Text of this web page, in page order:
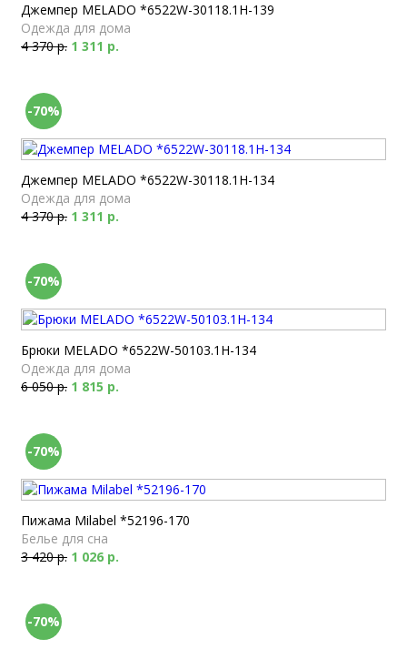
Джемпер MELADO *6522W-30118.1H-139
Одежда для дома
4 370 р. 1 311 р.
-70%
Джемпер MELADO *6522W-30118.1H-134
Одежда для дома
4 370 р. 1 311 р.
-70%
Брюки MELADO *6522W-50103.1H-134
Одежда для дома
6 050 р. 1 815 р.
-70%
Пижама Milabel *52196-170
Белье для сна
3 420 р. 1 026 р.
-70%